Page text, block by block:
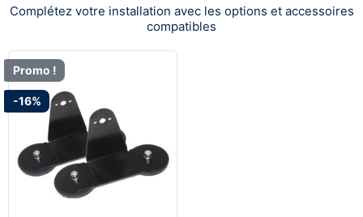
Complétez votre installation avec les options et accessoires
compatibles
Promo !
-16%